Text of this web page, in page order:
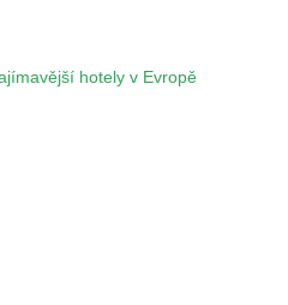
hotely v Evropě